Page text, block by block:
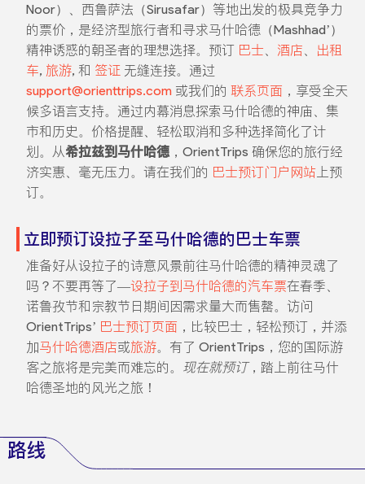
Noor）、西鲁萨法（Sirusafar）等地出发的极具竞争力
的票价，是经济型旅行者和寻求马什哈德（Mashhad’）
精神诱惑的朝圣者的理想选择。预订 巴士 酒店
出租
车, 旅游, 和 签证无缝连接。通过
support@orienttrips.com或我们的 联系页面 ，享受全天
候多语言支持。通过内幕消息探索马什哈德的神庙、集
市和历史。价格提醒、轻松取消和多种选择简化了计
划。从希拉兹到马什哈德，OrientTrips 确保您的旅行经
济实惠、毫无压力。请在我们的 巴士预订门户网站上预
订。
立即预订设拉子至马什哈德的巴士车票
准备好从设拉子的诗意风景前往马什哈德的精神灵魂了
吗？不要再等了—设拉子到马什哈德的汽车票在春季、
诺鲁孜节和宗教节日期间因需求量大而售罄。访问
OrientTrips’ 巴士预订页面 ，比较巴士，轻松预订，并添
加马什哈德酒店或旅游。有了 OrientTrips，您的国际游
客之旅将是完美而难忘的。 现在就预订，踏上前往马什
哈德圣地的风光之旅！
路线